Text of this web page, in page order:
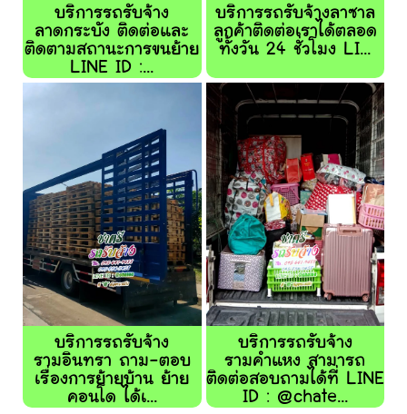
บริการรถรับจ้าง
ลาดกระบัง ติดต่อและ
ติดตามสถานะการขนย้าย
LINE ID :...
บริการรถรับจ้างลาซาล
ลูกค้าติดต่อเราได้ตลอด
ทั้งวัน 24 ชั่วโมง LI...
บริการรถรับจ้าง
รามอินทรา ถาม-ตอบ
เรื่องการย้ายบ้าน ย้าย
คอนโด ได้เ...
บริการรถรับจ้าง
รามคำแหง สามารถ
ติดต่อสอบถามได้ที่ LINE
ID : @chate...